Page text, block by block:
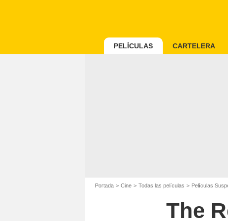
PELÍCULAS CARTELERA
Portada Cine Todas las películas Películas
The